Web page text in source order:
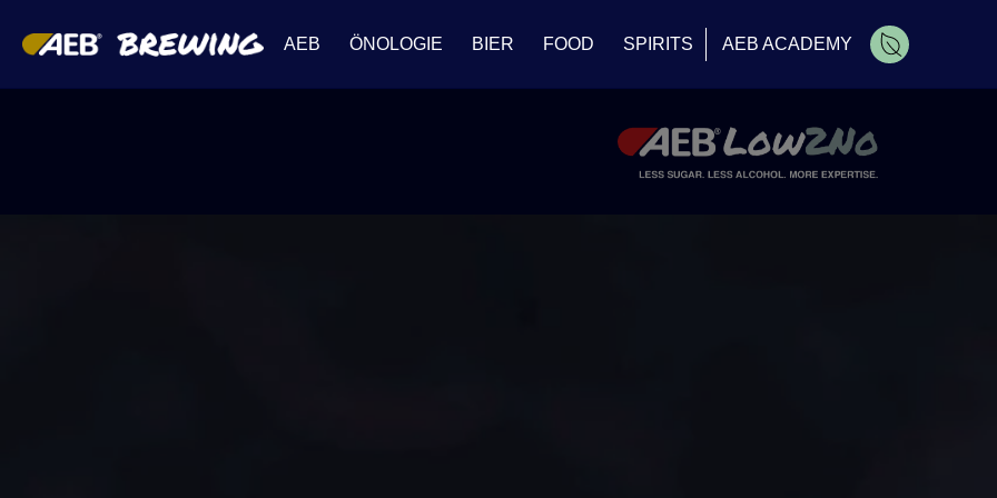
AEB ÖNOLOGIE BIER FOOD SPIRITS AEB ACADEMY